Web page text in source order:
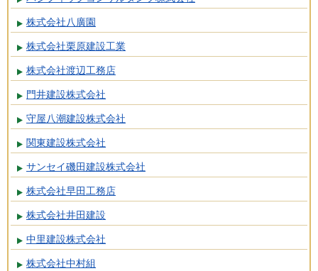
株式会社八廣園
株式会社栗原建設工業
株式会社渡辺工務店
門井建設株式会社
守屋八潮建設株式会社
関東建設株式会社
サンセイ磯田建設株式会社
株式会社早田工務店
株式会社井田建設
中里建設株式会社
株式会社中村組